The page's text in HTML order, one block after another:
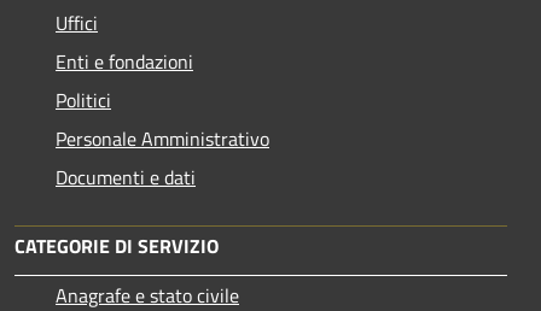
Uffici
Enti e fondazioni
Politici
Personale Amministrativo
Documenti e dati
CATEGORIE DI SERVIZIO
Anagrafe e stato civile